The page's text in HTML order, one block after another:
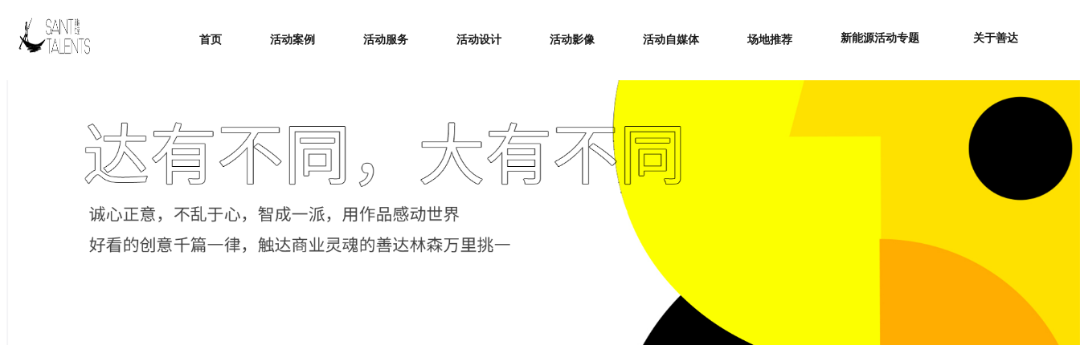
首页 活动案例 活动服务 活动设计 活动影像 活动自媒体 场地推荐 新能源活动专题 关于善达